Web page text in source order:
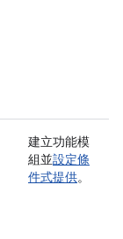
建立功能模
組並設定條
件式提供。